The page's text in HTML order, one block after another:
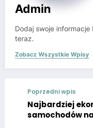
Admin
Dodaj swoje
teraz.
Zobacz Wszystkie Wpisy
Poprzedni wpis
Najbardziej
samochodów